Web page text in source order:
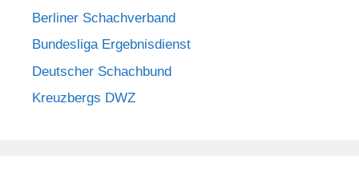
Berliner Schachverband
Bundesliga Ergebnisdienst
Deutscher Schachbund
Kreuzbergs DWZ